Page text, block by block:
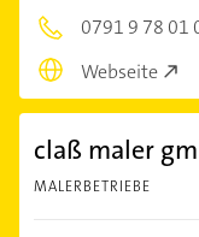
0791 9 78 01
Webseite
claß maler
MALERBETRIEBE